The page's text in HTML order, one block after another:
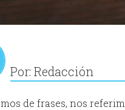
Por: Redacción
de frases, nos